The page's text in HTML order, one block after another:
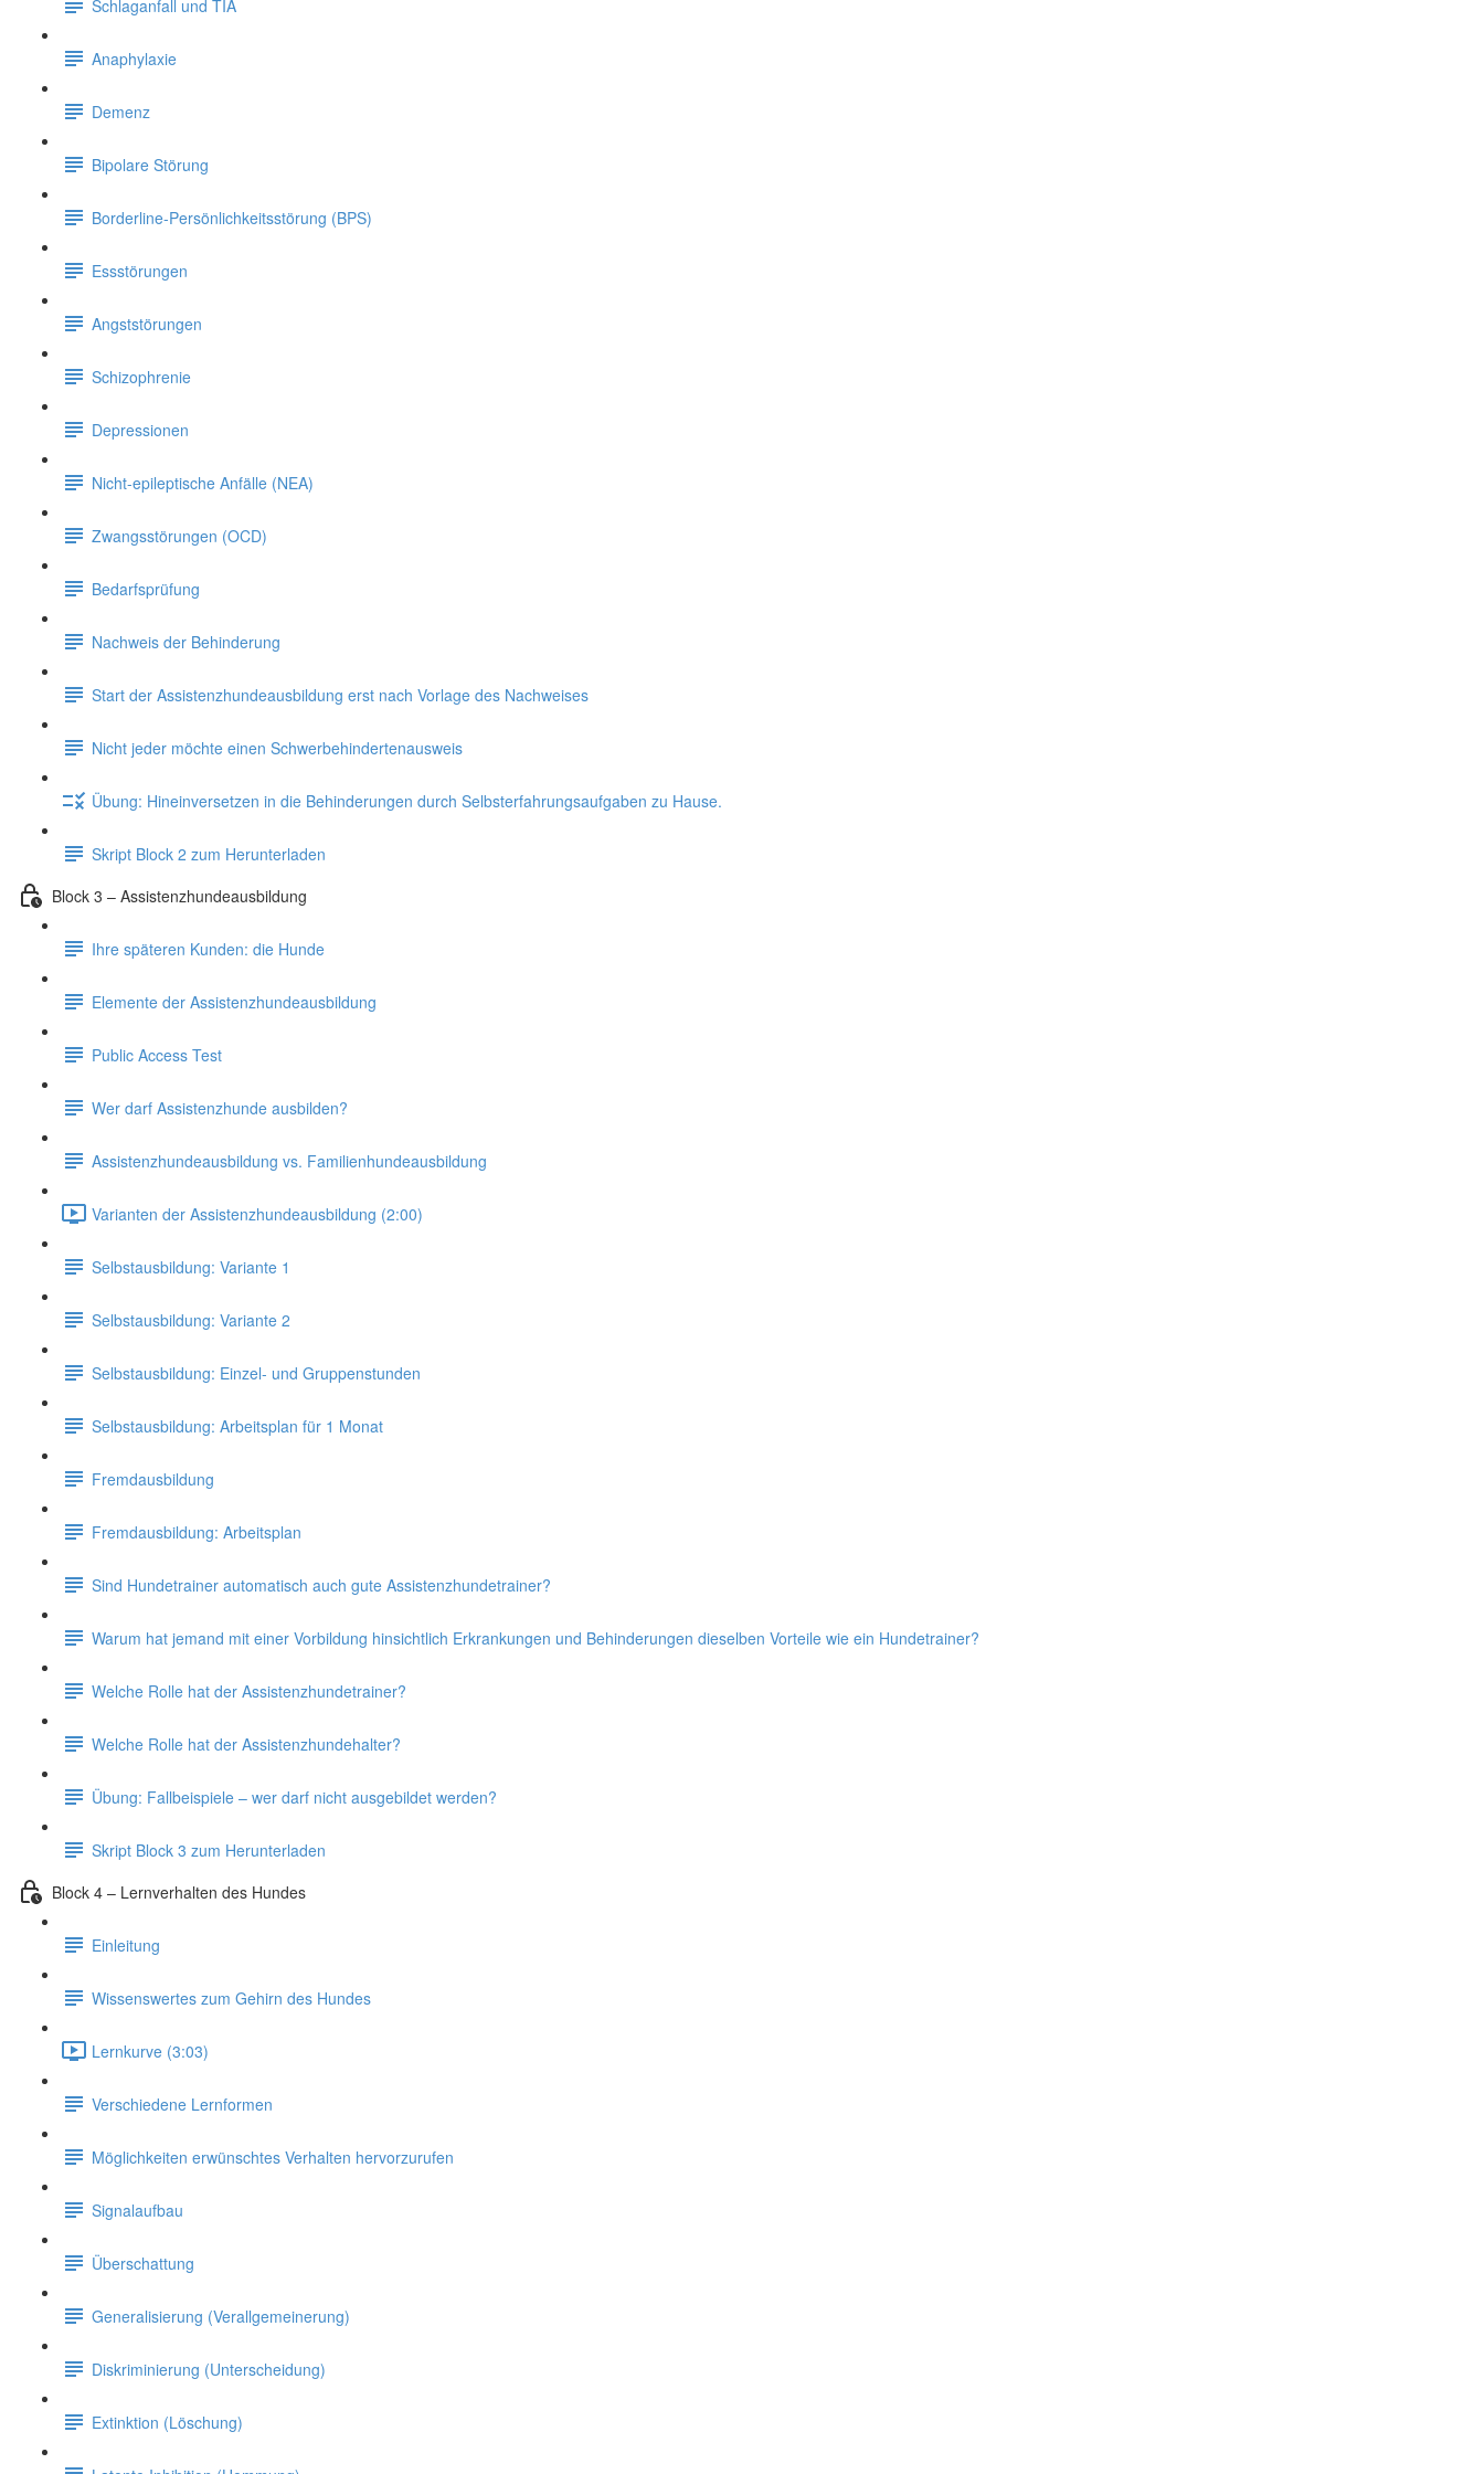
Schlaganfall und TIA
Anaphylaxie
Demenz
Bipolare Störung
Borderline-Persönlichkeitsstörung (BPS)
Essstörungen
Angststörungen
Schizophrenie
Depressionen
Nicht-epileptische Anfälle (NEA)
Zwangsstörungen (OCD)
Bedarfsprüfung
Nachweis der Behinderung
Start der Assistenzhundeausbildung erst nach Vorlage des Nachweises
Nicht jeder möchte einen Schwerbehindertenausweis
Übung: Hineinversetzen in die Behinderungen durch Selbsterfahrungsaufgaben zu Hause.
Skript Block 2 zum Herunterladen
Block 3 – Assistenzhundeausbildung
Ihre späteren Kunden: die Hunde
Elemente der Assistenzhundeausbildung
Public Access Test
Wer darf Assistenzhunde ausbilden?
Assistenzhundeausbildung vs. Familienhundeausbildung
Varianten der Assistenzhundeausbildung (2:00)
Selbstausbildung: Variante 1
Selbstausbildung: Variante 2
Selbstausbildung: Einzel- und Gruppenstunden
Selbstausbildung: Arbeitsplan für 1 Monat
Fremdausbildung
Fremdausbildung: Arbeitsplan
Sind Hundetrainer automatisch auch gute Assistenzhundetrainer?
Warum hat jemand mit einer Vorbildung hinsichtlich Erkrankungen und Behinderungen dieselben Vorteile wie ein Hundetrainer?
Welche Rolle hat der Assistenzhundetrainer?
Welche Rolle hat der Assistenzhundehalter?
Übung: Fallbeispiele – wer darf nicht ausgebildet werden?
Skript Block 3 zum Herunterladen
Block 4 – Lernverhalten des Hundes
Einleitung
Wissenswertes zum Gehirn des Hundes
Lernkurve (3:03)
Verschiedene Lernformen
Möglichkeiten erwünschtes Verhalten hervorzurufen
Signalaufbau
Überschattung
Generalisierung (Verallgemeinerung)
Diskriminierung (Unterscheidung)
Extinktion (Löschung)